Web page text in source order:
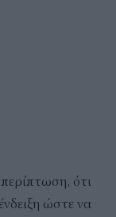
ότι
ώστε να